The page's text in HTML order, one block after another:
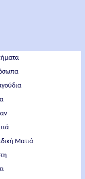
Ματιά